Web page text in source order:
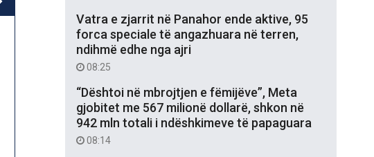
Vatra e zjarrit në Panahor ende aktive, 95
forca speciale të angazhuara në terren,
ndihmë edhe nga ajri
08:25
“Dështoi në mbrojtjen e fëmijëve”, Meta
gjobitet me 567 milionë dollarë, shkon në
942 mln totali i ndëshkimeve të papaguara
08:14